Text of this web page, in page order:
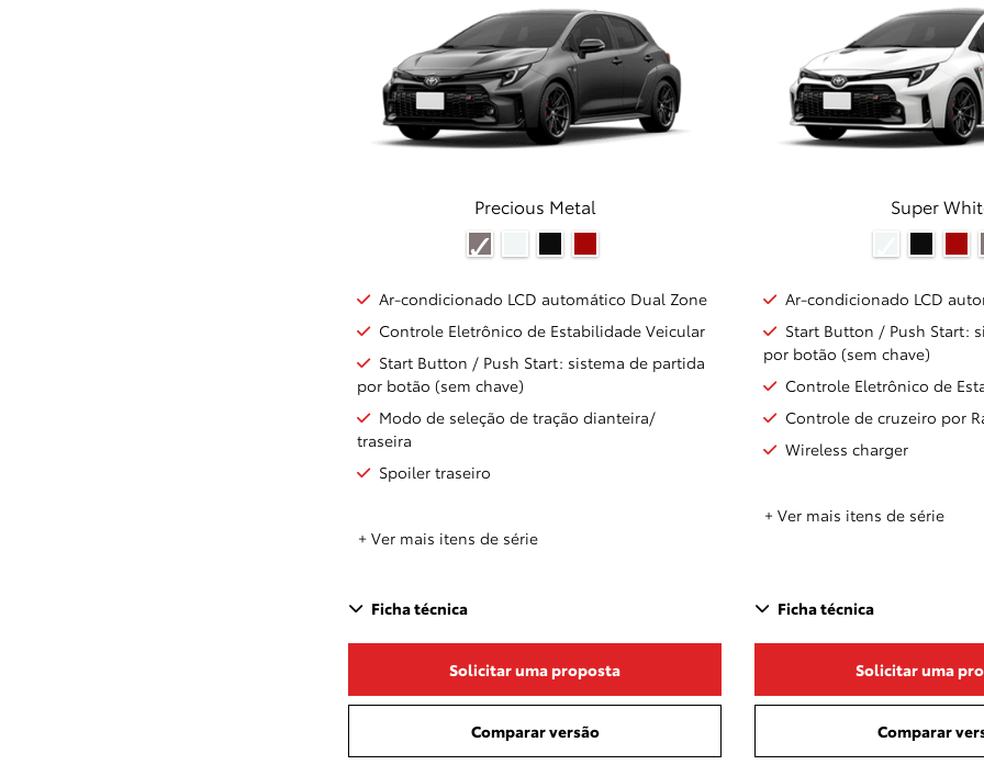
Precious Metal
Ar-condicionado LCD automático Dual Zone
Controle Eletrônico de Estabilidade Veicular
Start Button / Push Start: sistema de partida
por botão (sem chave)
Modo de seleção de tração dianteira/
traseira
Spoiler traseiro
+ Ver mais itens de série
Ficha técnica
Solicitar uma proposta
Comparar versão
Super
Ar-condicionado LCD
Start Button / Push Start:
por botão (sem chave)
Controle Eletrônico de
Controle de cruzeiro por
Wireless charger
+ Ver mais itens de série
Ficha técnica
Solicitar uma
Comparar